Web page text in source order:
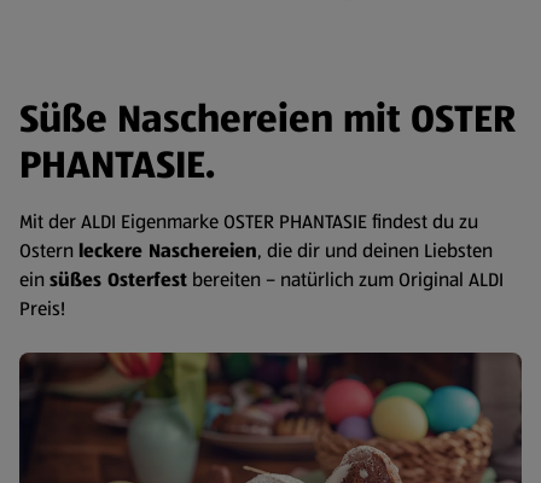
Süße Naschereien mit OSTER
PHANTASIE.
Mit der ALDI Eigenmarke OSTER PHANTASIE findest du zu
Ostern leckere Naschereien, die dir und deinen Liebsten
ein süßes Osterfest bereiten – natürlich zum Original ALDI
Preis!